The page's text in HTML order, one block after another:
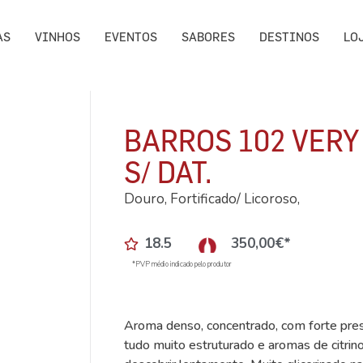
VINHOS EVENTOS SABORES DESTINOS
BARROS 102
S/ DAT.
Douro, Fortificado/ Licoroso,
18.5 350,00€*
*PVP médio indicado pelo produtor
Aroma denso, concentrado, com forte
tudo muito estruturado e aromas de